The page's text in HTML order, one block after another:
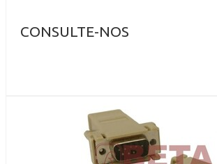
CONSULTE-NOS